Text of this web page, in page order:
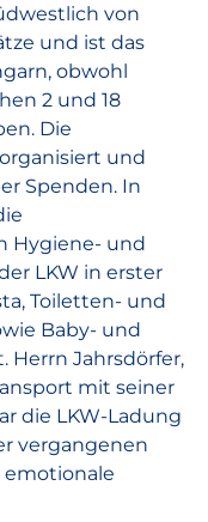
von
und ist das
obwohl
2 und 18
Die
und
Spenden. In
Hygiene- und
LKW in erster
Toiletten- und
Baby- und
Herrn Jahrsdörfer,
mit seiner
die LKW-Ladung
vergangenen
emotionale